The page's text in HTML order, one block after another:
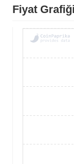
Fiyat Grafiği